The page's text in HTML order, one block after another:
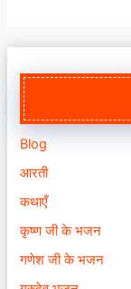
Blog
आरती
कथाएँ
कृष्ण जी के भजन
गणेश जी के भजन